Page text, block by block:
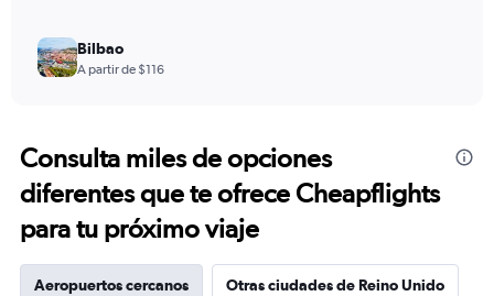
Bilbao
A partir de $116
Consulta miles de opciones
diferentes que te ofrece Cheapflights
para tu próximo viaje
Aeropuertos cercanos Otras ciudades de Reino Unido